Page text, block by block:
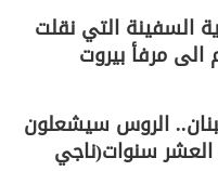
التي نقلت
الى مرفأ بيروت
الروس سيشعلون
سنوات(ناجي